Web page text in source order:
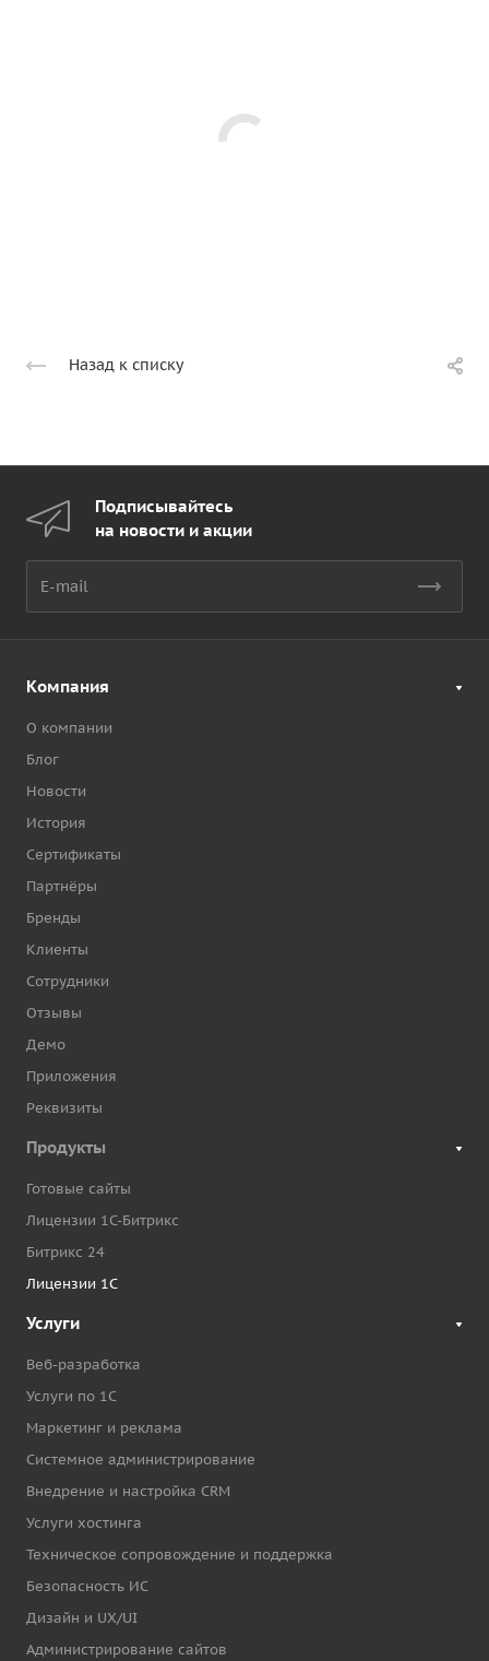
Назад к списку
Подписывайтесь
на новости и акции
Компания
О компании
Блог
Новости
История
Сертификаты
Партнёры
Бренды
Клиенты
Сотрудники
Отзывы
Демо
Приложения
Реквизиты
Продукты
Готовые сайты
Лицензии 1С-Битрикс
Битрикс 24
Лицензии 1С
Услуги
Веб-разработка
Услуги по 1С
Маркетинг и реклама
Системное администрирование
Внедрение и настройка CRM
Услуги хостинга
Техническое сопровождение и поддержка
Безопасность ИС
Дизайн и UX/UI
Администрирование сайтов